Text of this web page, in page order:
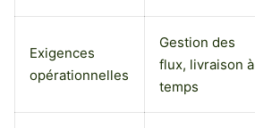
Exigences
opérationnelles
Gestion des
flux, livraison à
temps